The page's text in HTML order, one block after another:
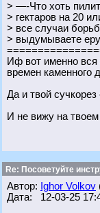
> —-Что хоть
> гектаров на 20
> все случаи
> выдумываете
Иф вот именно вся
времен каменного
Да и твой
И не вижу на
Re: Посоветуйте
Автор: Ighor Volkov
Дата: 12-03-25